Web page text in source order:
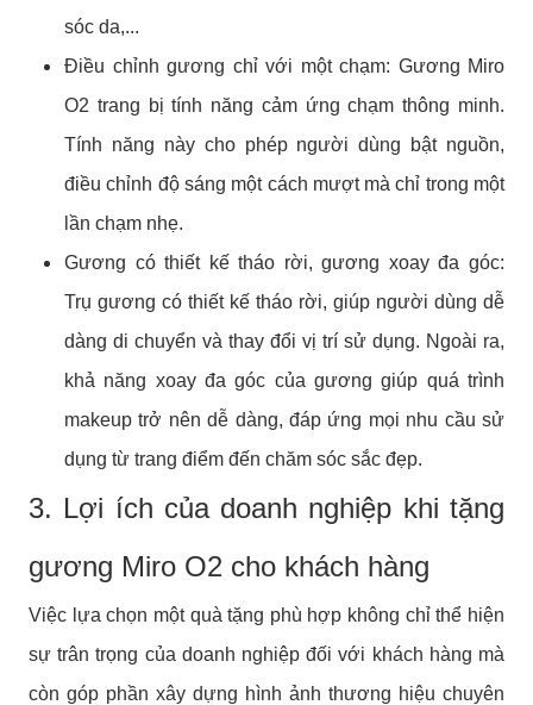
sóc da,...
Điều chỉnh gương chỉ với một chạm: Gương Miro
O2 trang bị tính năng cảm ứng chạm thông minh.
Tính năng này cho phép người dùng bật nguồn,
điều chỉnh độ sáng một cách mượt mà chỉ trong một
lần chạm nhẹ.
Gương có thiết kế tháo rời, gương xoay đa góc:
Trụ gương có thiết kế tháo rời, giúp người dùng dễ
dàng di chuyển và thay đổi vị trí sử dụng. Ngoài ra,
khả năng xoay đa góc của gương giúp quá trình
makeup trở nên dễ dàng, đáp ứng mọi nhu cầu sử
dụng từ trang điểm đến chăm sóc sắc đẹp.
3. Lợi ích của doanh nghiệp khi tặng
gương Miro O2 cho khách hàng
Việc lựa chọn một quà tặng phù hợp không chỉ thể hiện
sự trân trọng của doanh nghiệp đối với khách hàng mà
còn góp phần xây dựng hình ảnh thương hiệu chuyên